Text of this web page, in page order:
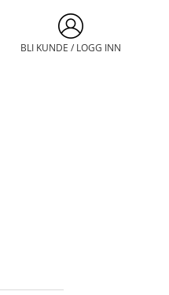
BLI KUNDE / LOGG INN